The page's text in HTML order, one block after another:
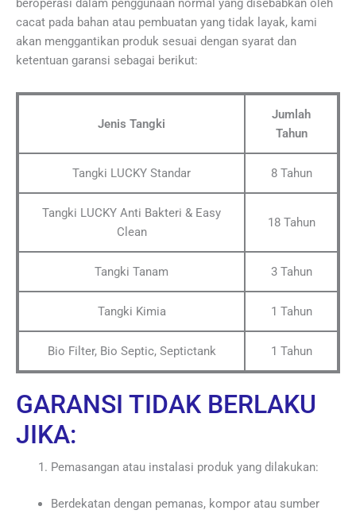
beroperasi dalam penggunaan normal yang disebabkan oleh
cacat pada bahan atau pembuatan yang tidak layak, kami
akan menggantikan produk sesuai dengan syarat dan
ketentuan garansi sebagai berikut:
Jenis Tangki
Jumlah
Tahun
Tangki LUCKY Standar 8 Tahun
Tangki LUCKY Anti Bakteri & Easy
Clean
18 Tahun
Tangki Tanam 3 Tahun
Tangki Kimia 1 Tahun
Bio Filter, Bio Septic, Septictank 1 Tahun
GARANSI TIDAK BERLAKU
JIKA:
Pemasangan atau instalasi produk yang dilakukan:
Berdekatan dengan pemanas, kompor atau sumber